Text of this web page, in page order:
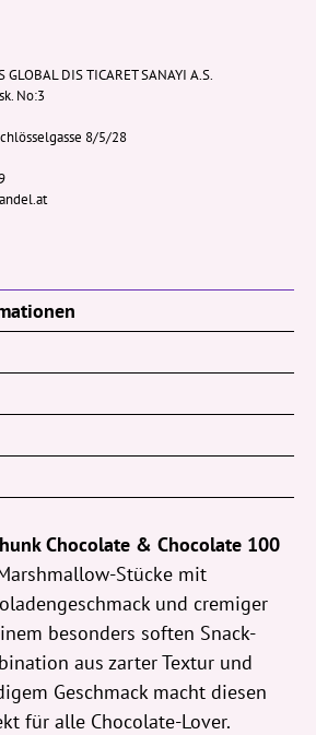
GLOBAL DIS TICARET SANAYI A.S.
No:3
8/5/28
Chocolate & Chocolate 100
Stücke mit
und cremiger
besonders soften Snack-
aus zarter Textur und
Geschmack macht diesen
für alle Chocolate-Lover.